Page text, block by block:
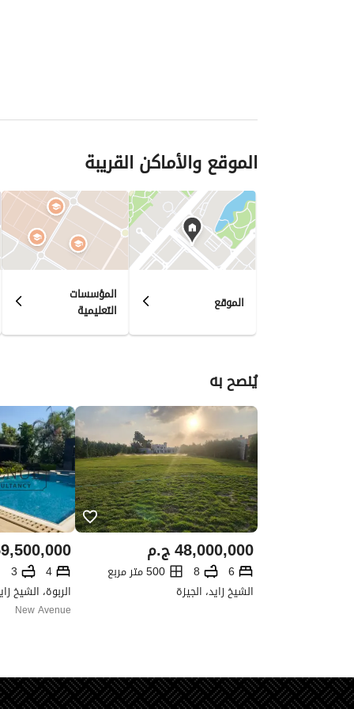
فيلا للبيع كمبوند الربوه
مساحه مباني 500م
مساحه الارض 883
7 نوم منهم 2 ماستر
5 حمام
2 مطبخ بالفيلا
برجوله ليها حمام
فيو ع الجولف مباشر
مساحه مميز
الموقع والأماكن القريبة
الموقع المؤسسات
التعليمية
يُنصح به
ج.م48,000,000
6
8
500 متر مربع
الشيخ زايد، الجيزة
4
3
الربوة، الشيخ
New Avenue